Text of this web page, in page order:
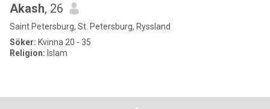
Akash, 26
Saint Petersburg, St. Petersburg, Ryssland
Söker: Kvinna 20 - 35
Religion: Islam